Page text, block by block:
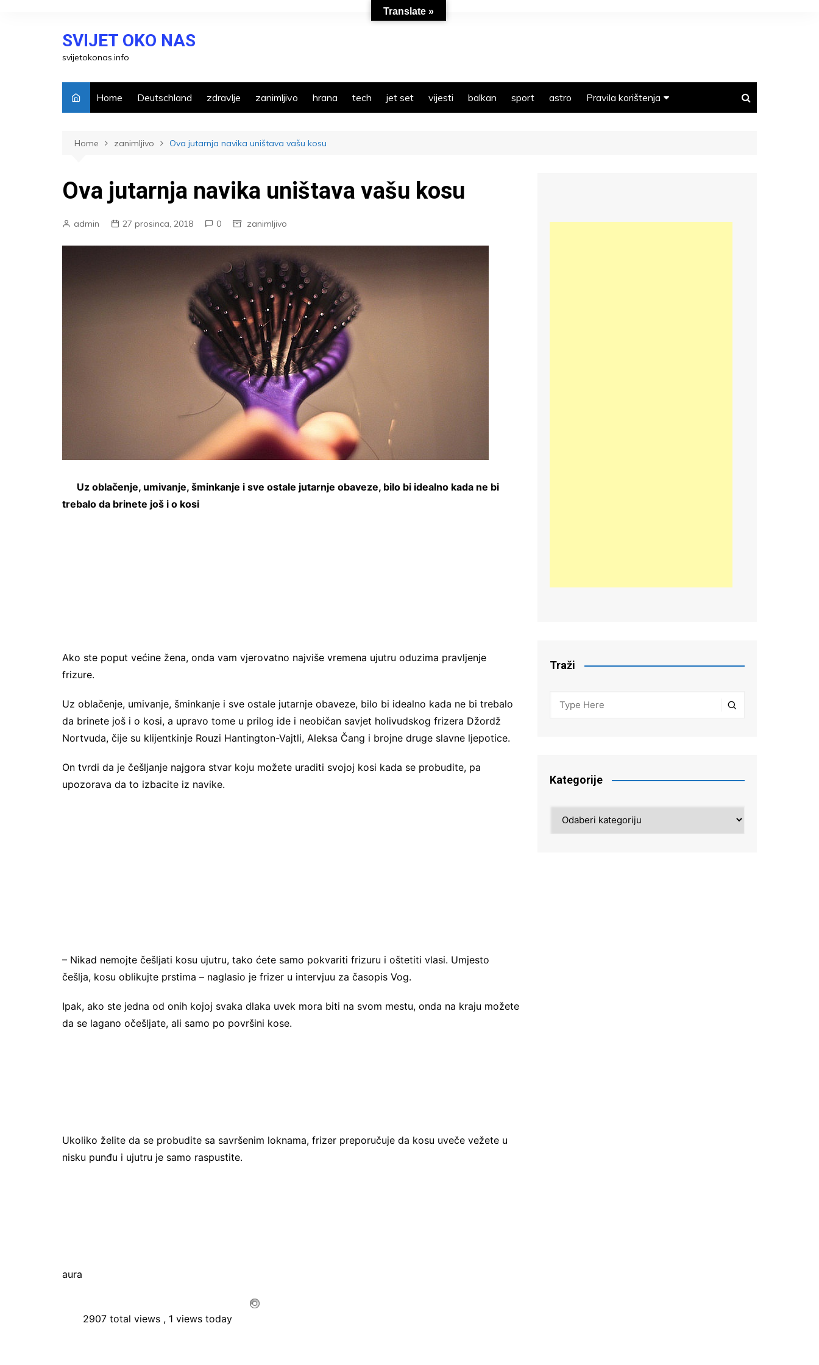
SVIJET OKO NAS
svijetokonas.info
Home Deutschland zdravlje zanimljivo hrana tech jet set vijesti balkan sport astro Pravila korištenja
Home zanimljivo Ova jutarnja navika uništava vašu kosu
Ova jutarnja navika uništava vašu kosu
admin 27 prosinca, 2018 0 zanimljivo
Uz oblačenje, umivanje, šminkanje i sve ostale jutarnje obaveze, bilo bi idealno kada ne bi
trebalo da brinete još i o kosi
Ako ste poput većine žena, onda vam vjerovatno najviše vremena ujutru oduzima pravljenje
frizure.
Uz oblačenje, umivanje, šminkanje i sve ostale jutarnje obaveze, bilo bi idealno kada ne bi trebalo
da brinete još i o kosi, a upravo tome u prilog ide i neobičan savjet holivudskog frizera Džordž
Nortvuda, čije su klijentkinje Rouzi Hantington-Vajtli, Aleksa Čang i brojne druge slavne ljepotice.
On tvrdi da je češljanje najgora stvar koju možete uraditi svojoj kosi kada se probudite, pa
upozorava da to izbacite iz navike.
– Nikad nemojte češljati kosu ujutru, tako ćete samo pokvariti frizuru i oštetiti vlasi. Umjesto
češlja, kosu oblikujte prstima – naglasio je frizer u intervjuu za časopis Vog.
Ipak, ako ste jedna od onih kojoj svaka dlaka uvek mora biti na svom mestu, onda na kraju možete
da se lagano očešljate, ali samo po površini kose.
Ukoliko želite da se probudite sa savršenim loknama, frizer preporučuje da kosu uveče vežete u
nisku punđu i ujutru je samo raspustite.
aura
2907 total views , 1 views today
Traži
Kategorije
Translate »